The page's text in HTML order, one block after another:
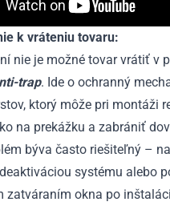
k vráteniu tovaru:
nie je možné tovar vrátiť v
trap. Ide o ochranný
ktorý môže pri montáži
na prekážku a zabrániť
býva často riešiteľný –
systému alebo
zatváraním okna po